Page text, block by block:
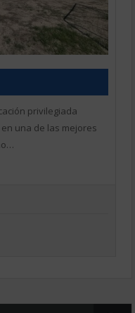
privilegiada
una de las mejores